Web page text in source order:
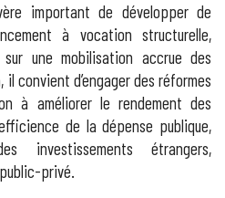
important de développer de
à vocation structurelle,
sur une mobilisation accrue des
convient d’engager des réformes
à améliorer le rendement des
de la dépense publique,
investissements étrangers,
privé.